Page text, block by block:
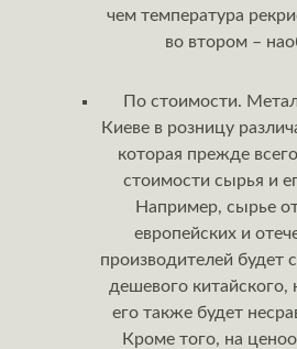
чем температура
во втором –
По стоимости.
Киеве в розницу
которая прежде
стоимости сырья и
Например, сырье
европейских и
производителей будет
дешевого китайского,
его также будет
Кроме того, на